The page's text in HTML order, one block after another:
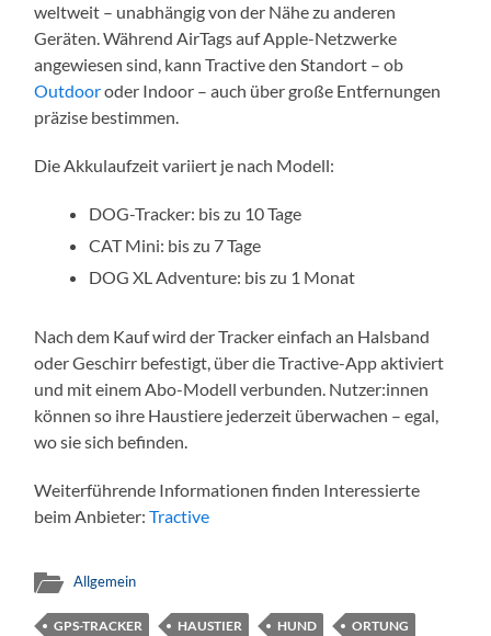
weltweit – unabhängig von der Nähe zu anderen
Geräten. Während AirTags auf Apple-Netzwerke
angewiesen sind, kann Tractive den Standort – ob
Outdooroder Indoor – auch über große Entfernungen
präzise bestimmen.
Die Akkulaufzeit variiert je nach Modell:
DOG-Tracker: bis zu 10 Tage
CAT Mini: bis zu 7 Tage
DOG XL Adventure: bis zu 1 Monat
Nach dem Kauf wird der Tracker einfach an Halsband
oder Geschirr befestigt, über die Tractive-App aktiviert
und mit einem Abo-Modell verbunden. Nutzer:innen
können so ihre Haustiere jederzeit überwachen – egal,
wo sie sich befinden.
Weiterführende Informationen finden Interessierte
beim Anbieter:Tractive
Allgemein
GPS-TRACKER HAUSTIER HUND
ORTUNG